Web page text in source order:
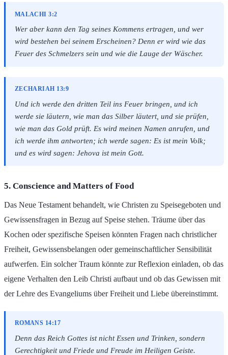
MALACHI 3:2
Wer aber kann den Tag seines Kommens ertragen, und wer
wird bestehen bei seinem Erscheinen? Denn er wird wie das
Feuer des Schmelzers sein und wie die Lauge der Wäscher.
ZECHARIAH 13:9
Und ich werde den dritten Teil ins Feuer bringen, und ich
werde sie läutern, wie man das Silber läutert, und sie prüfen,
wie man das Gold prüft. Es wird meinen Namen anrufen, und
ich werde ihm antworten; ich werde sagen: Es ist mein Volk;
und es wird sagen: Jehova ist mein Gott.
5. Conscience and Matters of Food
Das Neue Testament behandelt, wie Christen zu Speisegeboten und
Gewissensfragen in Bezug auf Speise stehen. Träume über das
Kochen oder spezifische Speisen könnten Fragen nach christlicher
Freiheit, Gewissensbelangen oder gemeinschaftlicher Sensibilität
aufwerfen. Ein solcher Traum könnte zur Reflexion einladen, ob das
eigene Verhalten den Leib Christi aufbaut und ob das Gewissen mit
der Lehre des Evangeliums über Freiheit und Liebe übereinstimmt.
ROMANS 14:17
Denn das Reich Gottes ist nicht Essen und Trinken, sondern
Gerechtigkeit und Friede und Freude im Heiligen Geiste.